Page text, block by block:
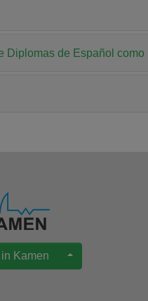
Diplomas de Español
Kamen